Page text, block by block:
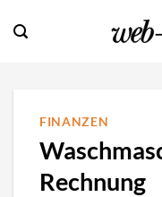
Inhalt
FINANZEN
Rechnung